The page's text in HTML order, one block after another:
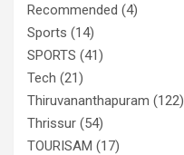
Recommended (4)
Sports (14)
SPORTS (41)
Tech (21)
Thiruvananthapuram (122)
Thrissur (54)
TOURISAM (17)